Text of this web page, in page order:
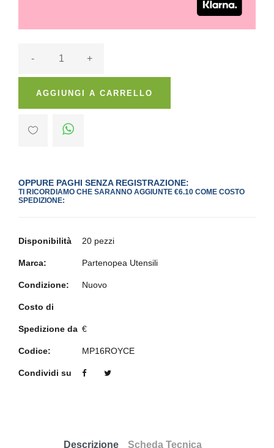
- +
AGGIUNGI A CARRELLO
OPPURE PAGHI SENZA REGISTRAZIONE:
TI RICORDIAMO CHE SARANNO AGGIUNTE €6.10 COME COSTO
SPEDIZIONE:
Disponibilità 20 pezzi
Marca: Partenopea Utensili
Condizione: Nuovo
Costo di
Spedizione da €
Codice: MP16ROYCE
Condividi su
Descrizione Scheda Tecnica